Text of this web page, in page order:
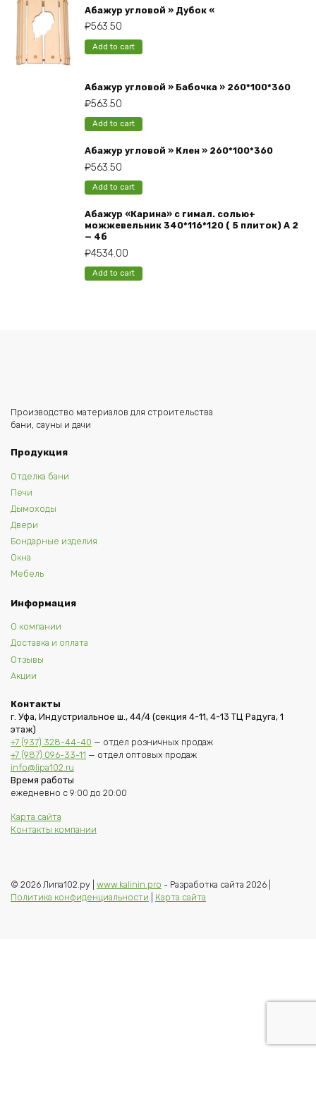
Абажур угловой » Дубок «
₽563.50
Add to cart
Абажур угловой » Бабочка » 260*100*360
₽563.50
Add to cart
Абажур угловой » Клен » 260*100*360
₽563.50
Add to cart
Абажур «Карина» с гимал. солью+
можжевельник 340*116*120 ( 5 плиток) А 2
— 4б
₽4534.00
Add to cart
Производство материалов для строительства
бани, сауны и дачи
Продукция
Отделка бани
Печи
Дымоходы
Двери
Бондарные изделия
Окна
Мебель
Информация
О компании
Доставка и оплата
Отзывы
Акции
Контакты
г. Уфа, Индустриальное ш., 44/4 (секция 4-11, 4-13 ТЦ Радуга, 1
этаж)
+7 (937) 328-44-40 — отдел розничных продаж
+7 (987) 096-33-11 — отдел оптовых продаж
info@lipa102.ru
Время работы
ежедневно с 9:00 до 20:00
Карта сайта
Контакты компании
© 2026 Липа102.ру | www.kalinin.pro - Разработка сайта 2026 |
Политика конфиденциальности
Карта сайта